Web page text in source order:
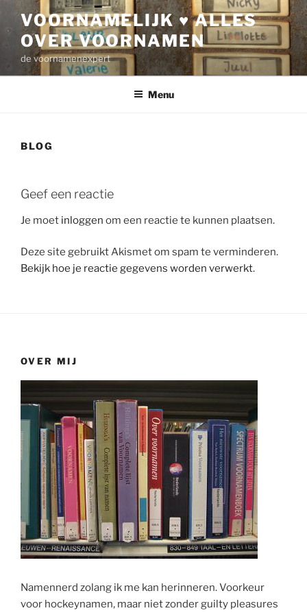
inhoud
VOORNAMELIJK ♥ ALLES
OVER VOORNAMEN
de voornamenexpert
Menu
BLOG
Geef een reactie
Je moet inloggen om een reactie te kunnen plaatsen.
Deze site gebruikt Akismet om spam te verminderen.
Bekijk hoe je reactie gegevens worden verwerkt.
OVER MIJ
Namennerd zolang ik me kan herinneren. Voorkeur
voor hockeynamen, maar niet zonder guilty pleasures